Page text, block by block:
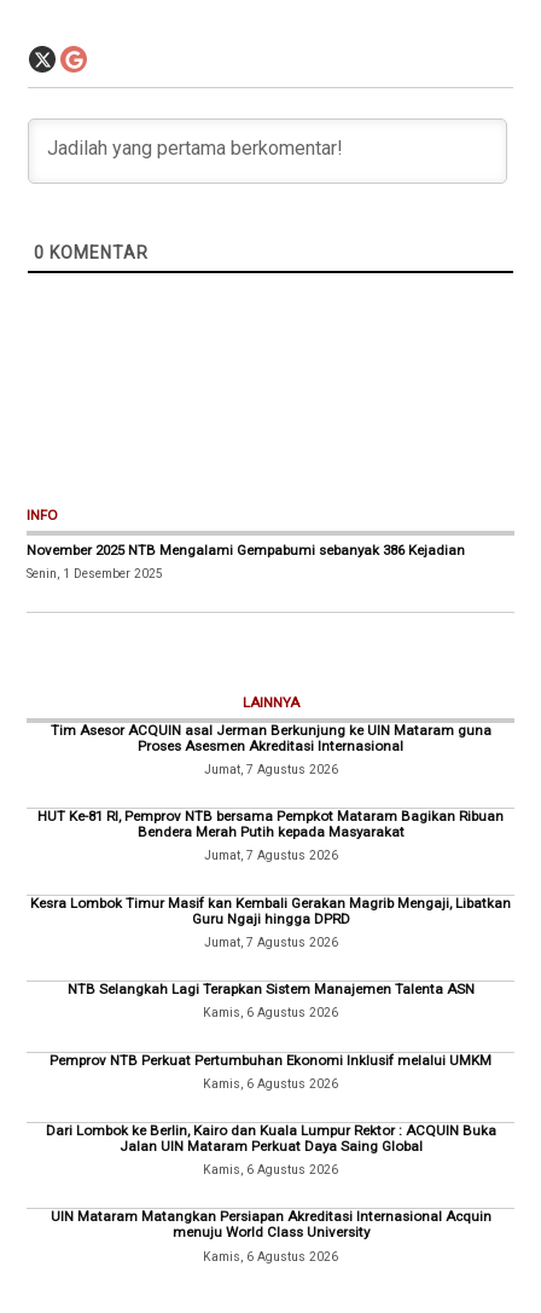
0 KOMENTAR
INFO
November 2025 NTB Mengalami Gempabumi sebanyak 386 Kejadian
Senin, 1 Desember 2025
LAINNYA
Tim Asesor ACQUIN asal Jerman Berkunjung ke UIN Mataram guna
Proses Asesmen Akreditasi Internasional
Jumat, 7 Agustus 2026
HUT Ke-81 RI, Pemprov NTB bersama Pempkot Mataram Bagikan Ribuan
Bendera Merah Putih kepada Masyarakat
Jumat, 7 Agustus 2026
Kesra Lombok Timur Masif kan Kembali Gerakan Magrib Mengaji, Libatkan
Guru Ngaji hingga DPRD
Jumat, 7 Agustus 2026
NTB Selangkah Lagi Terapkan Sistem Manajemen Talenta ASN
Kamis, 6 Agustus 2026
Pemprov NTB Perkuat Pertumbuhan Ekonomi Inklusif melalui UMKM
Kamis, 6 Agustus 2026
Dari Lombok ke Berlin, Kairo dan Kuala Lumpur Rektor : ACQUIN Buka
Jalan UIN Mataram Perkuat Daya Saing Global
Kamis, 6 Agustus 2026
UIN Mataram Matangkan Persiapan Akreditasi Internasional Acquin
menuju World Class University
Kamis, 6 Agustus 2026